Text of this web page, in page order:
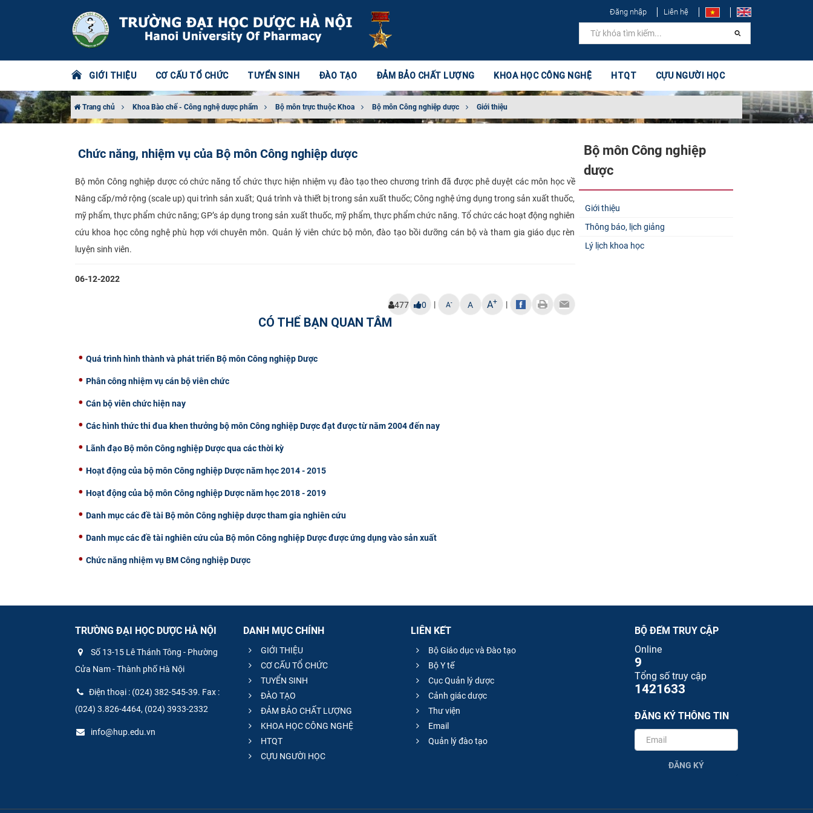
Đăng nhập Liên hệ
GIỚI THIỆU CƠ CẤU TỔ CHỨC TUYỂN SINH ĐÀO TẠO ĐẢM BẢO CHẤT LƯỢNG KHOA HỌC CÔNG NGHỆ HTQT CỰU NGƯỜI HỌC
Trang chủ Khoa Bào chế - Công nghệ dược phẩm Bộ môn trực thuộc Khoa Bộ môn Công nghiệp dược Giới thiệu
Chức năng, nhiệm vụ của Bộ môn Công nghiệp dược
Bộ môn Công nghiệp dược có chức năng tổ chức thực hiện nhiệm vụ đào tạo theo chương trình đã được phê duyệt các môn học về
Nâng cấp/mở rộng (scale up) qui trình sản xuất; Quá trình và thiết bị trong sản xuất thuốc; Công nghệ ứng dụng trong sản xuất thuốc,
mỹ phẩm, thực phẩm chức năng; GP’s áp dụng trong sản xuất thuốc, mỹ phẩm, thực phẩm chức năng. Tổ chức các hoạt động nghiên
cứu khoa học công nghệ phù hợp với chuyên môn. Quản lý viên chức bộ môn, đào tạo bồi dưỡng cán bộ và tham gia giáo dục rèn
luyện sinh viên.
06-12-2022
477 0 | A- A A+ |
CÓ THỂ BẠN QUAN TÂM
Quá trình hình thành và phát triển Bộ môn Công nghiệp Dược
Phân công nhiệm vụ cán bộ viên chức
Cán bộ viên chức hiện nay
Các hình thức thi đua khen thưởng bộ môn Công nghiệp Dược đạt được từ năm 2004 đến nay
Lãnh đạo Bộ môn Công nghiệp Dược qua các thời kỳ
Hoạt động của bộ môn Công nghiệp Dược năm học 2014 - 2015
Hoạt động của bộ môn Công nghiệp Dược năm học 2018 - 2019
Danh mục các đề tài Bộ môn Công nghiệp dược tham gia nghiên cứu
Danh mục các đề tài nghiên cứu của Bộ môn Công nghiệp Dược được ứng dụng vào sản xuất
Chức năng nhiệm vụ BM Công nghiệp Dược
Bộ môn Công nghiệp
dược
Giới thiệu
Thông báo, lịch giảng
Lý lịch khoa học
TRƯỜNG ĐẠI HỌC DƯỢC HÀ NỘI
Số 13-15 Lê Thánh Tông - Phường
Cửa Nam - Thành phố Hà Nội
Điện thoại : (024) 382-545-39. Fax :
(024) 3.826-4464, (024) 3933-2332
info@hup.edu.vn
DANH MỤC CHÍNH
GIỚI THIỆU
CƠ CẤU TỔ CHỨC
TUYỂN SINH
ĐÀO TẠO
ĐẢM BẢO CHẤT LƯỢNG
KHOA HỌC CÔNG NGHỆ
HTQT
CỰU NGƯỜI HỌC
LIÊN KẾT
Bộ Giáo dục và Đào tạo
Bộ Y tế
Cục Quản lý dược
Cảnh giác dược
Thư viện
Email
Quản lý đào tạo
BỘ ĐẾM TRUY CẬP
Online
9
Tổng số truy cập
1421633
ĐĂNG KÝ THÔNG TIN
ĐĂNG KÝ